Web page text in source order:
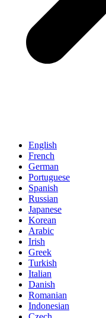
English
French
German
Portuguese
Spanish
Russian
Japanese
Korean
Arabic
Irish
Greek
Turkish
Italian
Danish
Romanian
Indonesian